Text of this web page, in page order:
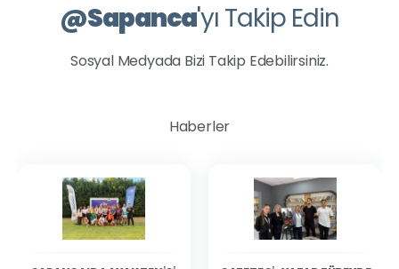
Şükriye Mahallesi
@Sapanca'yı Takip Edin
Sosyal Medyada Bizi Takip Edebilirsiniz.
Haberler